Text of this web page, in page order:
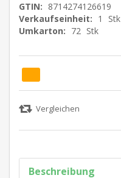
GTIN: 8714274126619
Verkaufseinheit: 1
Stk
Umkarton: 72 Stk
Beschreibung